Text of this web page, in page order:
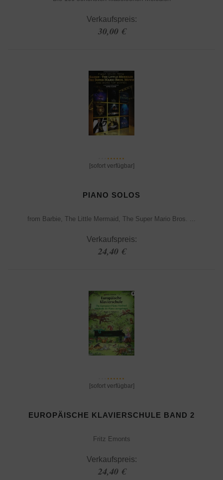
Verkaufspreis:
30,00 €
[sofort verfügbar]
PIANO SOLOS
from Barbie, The Little Mermaid, The Super Mario Bros. ...
Verkaufspreis:
24,40 €
[sofort verfügbar]
EUROPÄISCHE KLAVIERSCHULE BAND 2
Fritz Emonts
Verkaufspreis:
24,40 €